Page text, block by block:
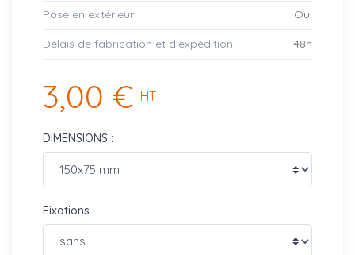
Pose en extérieur Oui
Délais de fabrication et d’expédition 48h
3,00 € HT
DIMENSIONS :
Fixations